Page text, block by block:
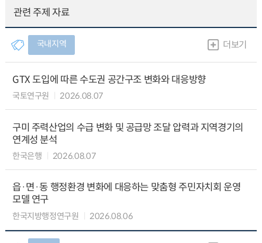
관련 주제 자료
국내지역 더보기
GTX 도입에 따른 수도권 공간구조 변화와 대응방향
국토연구원 2026.08.07
구미 주력산업의 수급 변화 및 공급망 조달 압력과 지역경기의
연계성 분석
한국은행 2026.08.07
읍·면·동 행정환경 변화에 대응하는 맞춤형 주민자치회 운영
모델 연구
한국지방행정연구원 2026.08.06